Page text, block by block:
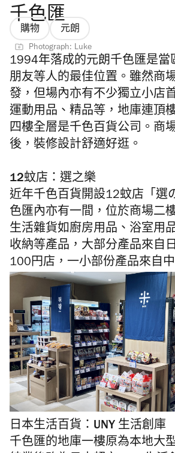
千色匯
購物 元朗
Photograph: Luke
1994年落成的元朗千色匯是當
朋友等人的最佳位置。雖然商
發，但場內亦有不少獨立小店
運動用品、精品等，地庫連頂
四樓全層是千色百貨公司。商
後，裝修設計舒適好逛。
12蚊店：選之樂
近年千色百貨開設12蚊店「選
色匯內亦有一間，位於商場二
生活雜貨如廚房用品、浴室用
收納等產品，大部分產品來自
100円店，一小部份產品來自中
日本生活百貨：UNY 生活創庫
千色匯的地庫一樓原為本地大